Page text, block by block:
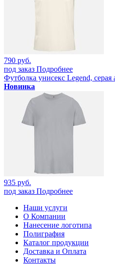
790 руб.
под заказ Подробнее
Футболка унисекс Legend, серая
Новинка
935 руб.
под заказ Подробнее
Наши услуги
О Компании
Нанесение логотипа
Полиграфия
Каталог продукции
Доставка и Оплата
Контакты